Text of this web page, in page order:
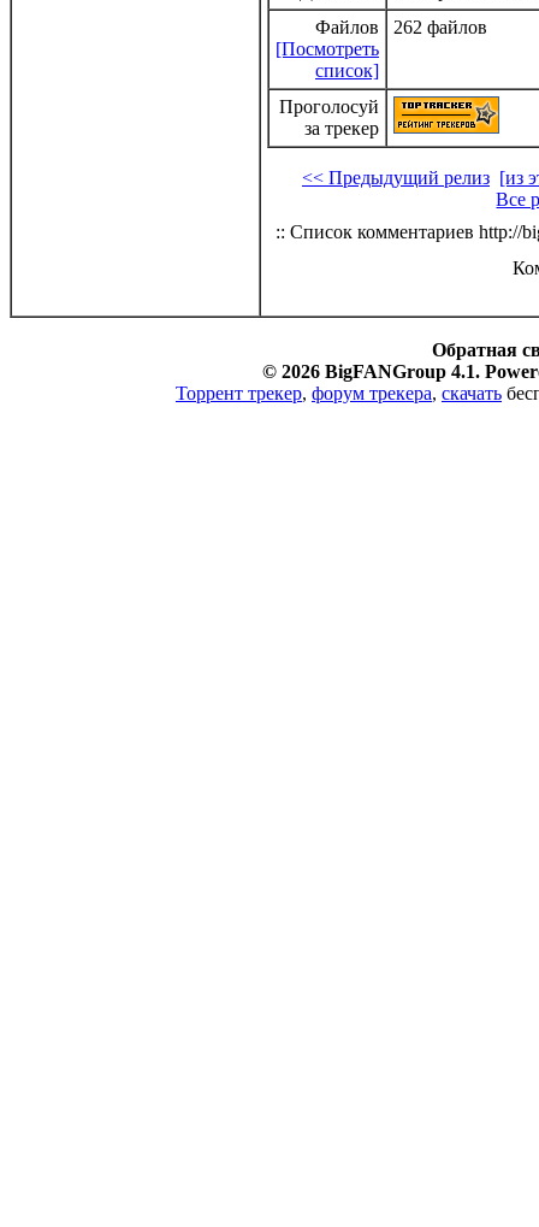
Файлов
[Посмотреть
список]
262 файлов
Проголосуй
за трекер
<< Предыдущий релиз [из
Все
:: Список комментариев http://
Обратная
© 2026 BigFANGroup 4.1.
Торрент трекер, форум трекера, скачать